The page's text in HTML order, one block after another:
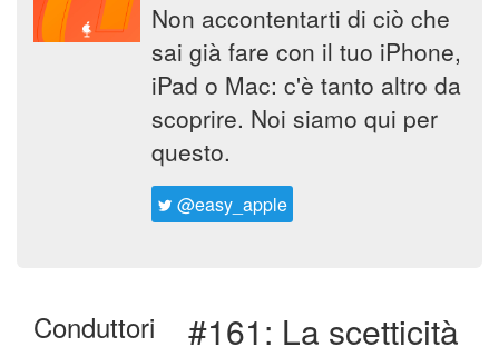
Non accontentarti di ciò che
sai già fare con il tuo iPhone,
iPad o Mac: c'è tanto altro da
scoprire. Noi siamo qui per
questo.
@easy_apple
Conduttori #161: La scetticità